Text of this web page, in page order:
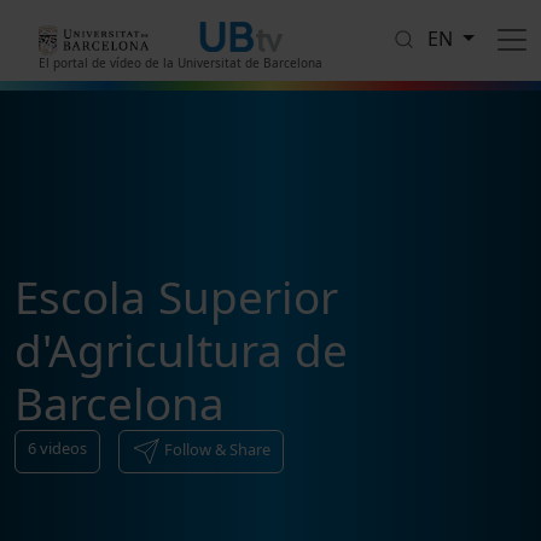
El portal de vídeo de la Universitat de Barcelona
EN
Escola Superior
d'Agricultura de
Barcelona
6videos Follow & Share